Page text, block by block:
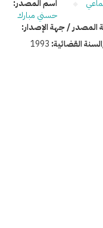
القضائية: 1993
اسم المصدر:
حسني مبارك
المصدر / جهة الإصدار: